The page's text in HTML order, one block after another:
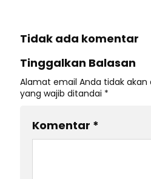
Tidak ada komentar
Tinggalkan Balasan
Alamat email Anda tidak akan
yang wajib ditandai *
Komentar *